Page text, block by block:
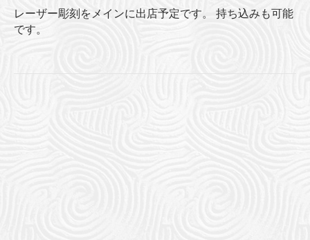
レーザー彫刻をメインに出店予定です。 持ち込みも可能
です。